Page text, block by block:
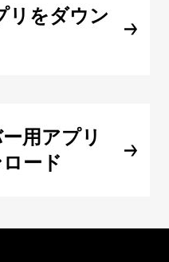
リをダウン
用アプリ
ード